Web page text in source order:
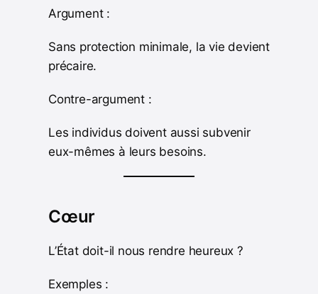
Argument :
Sans protection minimale, la vie devient
précaire.
Contre-argument :
Les individus doivent aussi subvenir
eux-mêmes à leurs besoins.
Cœur
L’État doit-il nous rendre heureux ?
Exemples :